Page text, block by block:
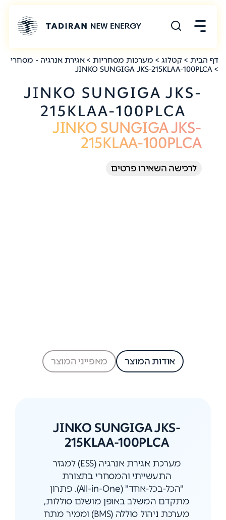
דף הבית > קטלוג > מערכות מסחריות > אגירת אנרגיה - מסחרי
> JINKO SUNGIGA JKS-215KLAA-100PLCA
JINKO SUNGIGA JKS-
215KLAA-100PLCA
JINKO SUNGIGA JKS-
215KLAA-100PLCA
לרכישה השאירו פרטים
אודות המוצר מאפייני המוצר
JINKO SUNGIGA JKS-
215KLAA-100PLCA
מערכת אגירת אנרגיה (ESS) למגזר
התעשייתי והמסחרי בתצורת
"הכל-בכל-אחד" (All-in-One). פתרון
מתקדם המשלב באופן מושלם סוללות,
מערכת ניהול סוללה (BMS) וממיר מתח